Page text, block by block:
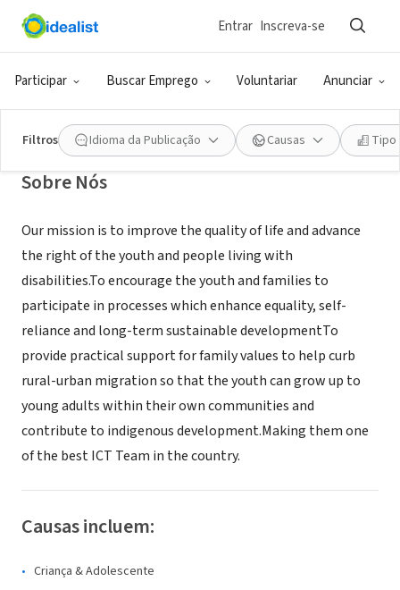
Participar Buscar Emprego Voluntariar Anunciar
Entrar Inscreva-se
Filtros Idioma da Publicação Causas Tipo
ONG (SETOR SOCIAL)
Multi-Techs Foundation
Sobre Nós
Our mission is to improve the quality of life and advance
the right of the youth and people living with
disabilities.To encourage the youth and families to
participate in processes which enhance equality, self-
reliance and long-term sustainable developmentTo
provide practical support for family values to help curb
rural-urban migration so that the youth can grow up to
young adults within their own communities and
contribute to indigenous development.Making them one
of the best ICT Team in the country.
Causas incluem:
Criança & Adolescente